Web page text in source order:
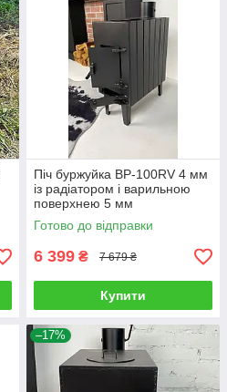
Піч буржуйка BP-100RV 4 мм
із радіатором і варильною
поверхнею 5 мм
Готово до відправки
6 399 ₴ 7 679 ₴
Купити
–17%